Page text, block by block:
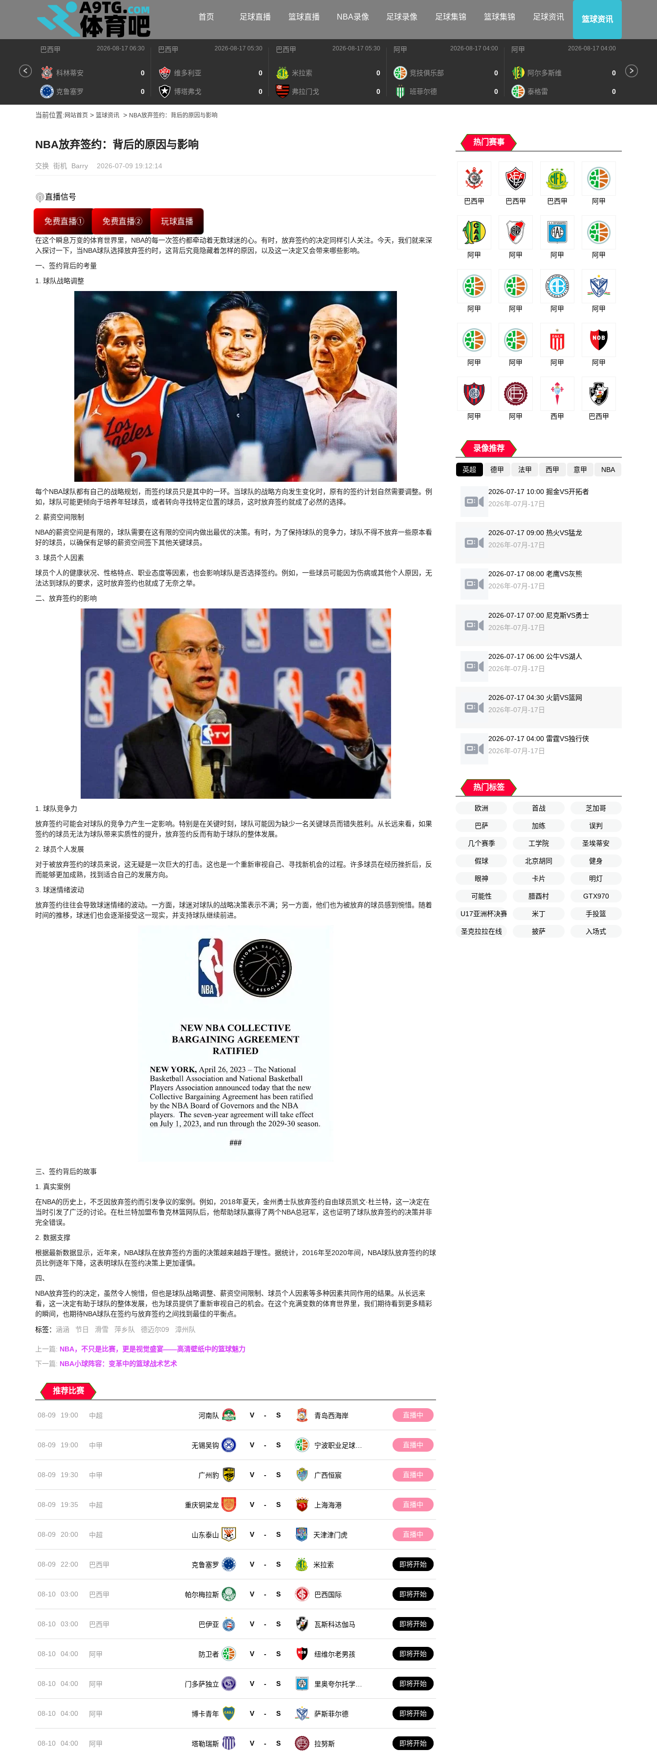
首页 足球直播 篮球直播 NBA录像 足球录像 足球集锦 篮球集锦 足球资讯 篮球资讯
巴西甲 2026-08-17 06:30
科林蒂安 0
克鲁塞罗 0
巴西甲 2026-08-17 05:30
维多利亚 0
博塔弗戈 0
巴西甲 2026-08-17 05:30
米拉索 0
弗拉门戈 0
阿甲 2026-08-17 04:00
竞技俱乐部 0
班菲尔德 0
阿甲 2026-08-17 04:00
阿尔多斯维 0
泰格雷 0
当前位置: 网站首页 > 篮球资讯 > NBA放弃签约：背后的原因与影响
NBA放弃签约：背后的原因与影响
交换 街机 Barry 2026-07-09 19:12:14
直播信号
免费直播① 免费直播② 玩球直播
在这个瞬息万变的体育世界里，NBA的每一次签约都牵动着无数球迷的心。有时，放弃签约的决定同样引人关注。今天，我们就来深
入探讨一下，当NBA球队选择放弃签约时，这背后究竟隐藏着怎样的原因，以及这一决定又会带来哪些影响。
一、签约背后的考量
1. 球队战略调整
每个NBA球队都有自己的战略规划，而签约球员只是其中的一环。当球队的战略方向发生变化时，原有的签约计划自然需要调整。例
如，球队可能更倾向于培养年轻球员，或者转向寻找特定位置的球员，这时放弃签约就成了必然的选择。
2. 薪资空间限制
NBA的薪资空间是有限的，球队需要在这有限的空间内做出最优的决策。有时，为了保持球队的竞争力，球队不得不放弃一些原本看
好的球员，以确保有足够的薪资空间签下其他关键球员。
3. 球员个人因素
球员个人的健康状况、性格特点、职业态度等因素，也会影响球队是否选择签约。例如，一些球员可能因为伤病或其他个人原因，无
法达到球队的要求，这时放弃签约也就成了无奈之举。
二、放弃签约的影响
1. 球队竞争力
放弃签约可能会对球队的竞争力产生一定影响。特别是在关键时刻，球队可能因为缺少一名关键球员而错失胜利。从长远来看，如果
签约的球员无法为球队带来实质性的提升，放弃签约反而有助于球队的整体发展。
2. 球员个人发展
对于被放弃签约的球员来说，这无疑是一次巨大的打击。这也是一个重新审视自己、寻找新机会的过程。许多球员在经历挫折后，反
而能够更加成熟，找到适合自己的发展方向。
3. 球迷情绪波动
放弃签约往往会导致球迷情绪的波动。一方面，球迷对球队的战略决策表示不满；另一方面，他们也为被放弃的球员感到惋惜。随着
时间的推移，球迷们也会逐渐接受这一现实，并支持球队继续前进。
三、签约背后的故事
1. 真实案例
在NBA的历史上，不乏因放弃签约而引发争议的案例。例如，2018年夏天，金州勇士队放弃签约自由球员凯文·杜兰特，这一决定在
当时引发了广泛的讨论。在杜兰特加盟布鲁克林篮网队后，他帮助球队赢得了两个NBA总冠军，这也证明了球队放弃签约的决策并非
完全错误。
2. 数据支撑
根据最新数据显示，近年来，NBA球队在放弃签约方面的决策越来越趋于理性。据统计，2016年至2020年间，NBA球队放弃签约的球
员比例逐年下降，这表明球队在签约决策上更加谨慎。
四、
NBA放弃签约的决定，虽然令人惋惜，但也是球队战略调整、薪资空间限制、球员个人因素等多种因素共同作用的结果。从长远来
看，这一决定有助于球队的整体发展，也为球员提供了重新审视自己的机会。在这个充满变数的体育世界里，我们期待看到更多精彩
的瞬间，也期待NBA球队在签约与放弃签约之间找到最佳的平衡点。
标签： 涵涵 节日 滑雪 萍乡队 德迈尔09 漳州队
上一篇: NBA，不只是比赛，更是视觉盛宴——高清壁纸中的篮球魅力
下一篇: NBA小球阵容：变革中的篮球战术艺术
推荐比赛
08-09 19:00 中超 河南队 V - S 青岛西海岸 直播中
08-09 19:00 中甲 无锡吴钩 V - S
宁波职业足球俱
直播中
08-09 19:30 中甲 广州豹 V - S 广西恒宸 直播中
08-09 19:35 中超 重庆铜梁龙 V - S 上海海港 直播中
08-09 20:00 中超 山东泰山 V - S 天津津门虎 直播中
08-09 22:00 巴西甲 克鲁塞罗 V - S 米拉索 即将开始
08-10 03:00 巴西甲 帕尔梅拉斯 V - S 巴西国际 即将开始
08-10 03:00 巴西甲 巴伊亚 V - S 瓦斯科达伽马 即将开始
08-10 04:00 阿甲 防卫者 V - S 纽维尔老男孩 即将开始
08-10 04:00 阿甲 门多萨独立 V - S
里奥夸尔托学生
即将开始
08-10 04:00 阿甲 博卡青年 V - S 萨斯菲尔德 即将开始
08-10 04:00 阿甲 塔勒瑞斯 V - S 拉努斯 即将开始
热门赛事
巴西甲 巴西甲 巴西甲 阿甲
阿甲 阿甲 阿甲 阿甲
阿甲 阿甲 阿甲 阿甲
阿甲 阿甲 阿甲 阿甲
阿甲 阿甲 西甲 巴西甲
录像推荐
英超 德甲 法甲 西甲 意甲 NBA
2026-07-17 10:00 掘金VS开拓者
2026年-07月-17日
2026-07-17 09:00 热火VS猛龙
2026年-07月-17日
2026-07-17 08:00 老鹰VS灰熊
2026年-07月-17日
2026-07-17 07:00 尼克斯VS勇士
2026年-07月-17日
2026-07-17 06:00 公牛VS湖人
2026年-07月-17日
2026-07-17 04:30 火箭VS篮网
2026年-07月-17日
2026-07-17 04:00 雷霆VS独行侠
2026年-07月-17日
热门标签
欧洲 首战 芝加哥
巴萨 加练 误判
几个赛季 工学院 圣埃蒂安
假球 北京胡同 健身
眼神 卡片 明灯
可能性 腊酉村 GTX970
U17亚洲杯决赛 米丁 手投篮
圣克拉拉在线 披萨 入场式